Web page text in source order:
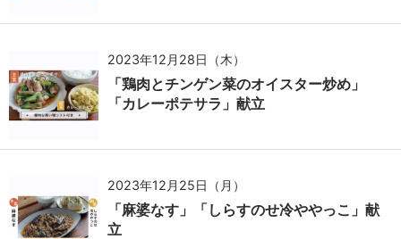
2023年12月28日（木）
「鶏肉とチンゲン菜のオイスター炒め」
「カレーポテサラ」献立
2023年12月25日（月）
「麻婆なす」「しらすのせ冷ややっこ」献
立